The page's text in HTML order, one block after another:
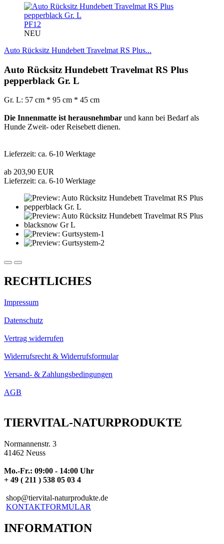
PF12
NEU
Auto Rücksitz Hundebett Travelmat RS Plus...
Auto Rücksitz Hundebett Travelmat RS Plus
pepperblack Gr. L
Gr. L: 57 cm * 95 cm * 45 cm
Die Innenmatte ist herausnehmbar und kann bei Bedarf als
Hunde Zweit- oder Reisebett dienen.
Lieferzeit: ca. 6-10 Werktage
ab 203,90 EUR
Lieferzeit: ca. 6-10 Werktage
RECHTLICHES
Impressum
Datenschutz
Vertrag widerrufen
Widerrufsrecht & Widerrufsformular
Versand- & Zahlungsbedingungen
AGB
TIERVITAL-NATURPRODUKTE
Normannenstr. 3
41462 Neuss
Mo.-Fr.: 09:00 - 14:00 Uhr
+ 49 ( 211 ) 538 05 03 4
shop@tiervital-naturprodukte.de
KONTAKTFORMULAR
INFORMATION